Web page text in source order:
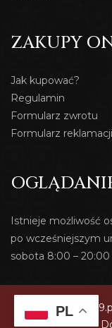
ZAKUPY
Jak kupować?
Regulamin
Formularz zwrotu
Formularz reklamacji
Istnieje możliwość
po wcześniejszym
sobota 8:00 – 20:00
© 2026PL